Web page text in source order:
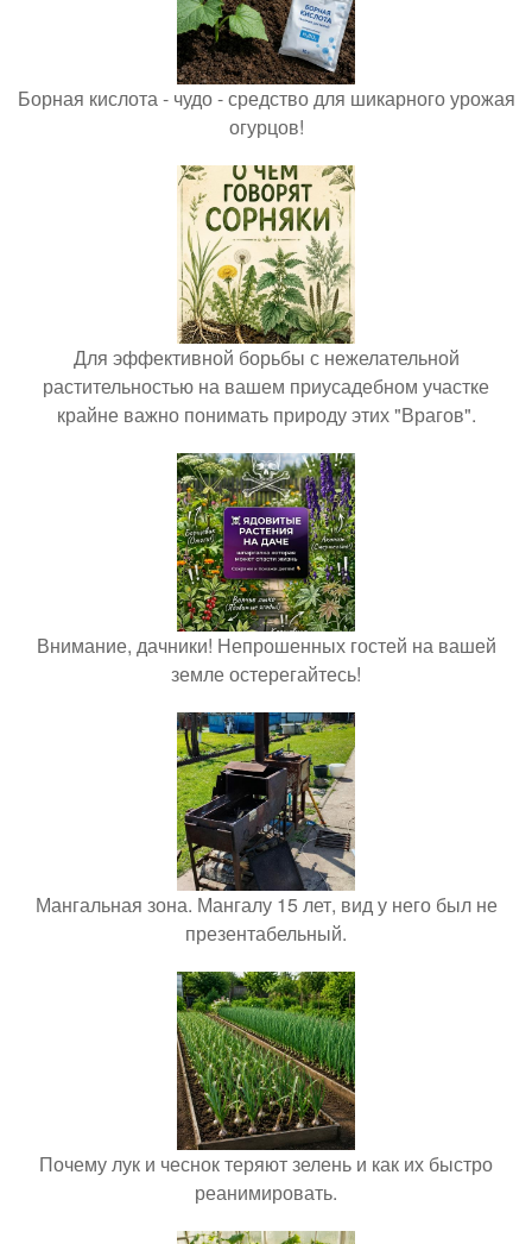
Борная кислота - чудо - средство для шикарного урожая
огурцов!
Для эффективной борьбы с нежелательной
растительностью на вашем приусадебном участке
крайне важно понимать природу этих "Врагов".
Внимание, дачники! Непрошенных гостей на вашей
земле остерегайтесь!
Мангальная зона. Мангалу 15 лет, вид у него был не
презентабельный.
Почему лук и чеснок теряют зелень и как их быстро
реанимировать.